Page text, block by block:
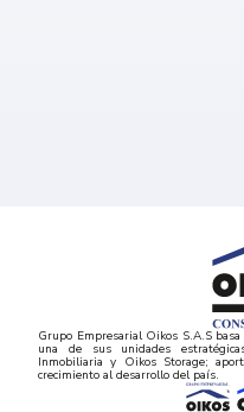
Grupo Empresarial Oikos S.A.S
una de sus unidades
Inmobiliaria y Oikos Storage;
crecimiento al desarrollo del país.